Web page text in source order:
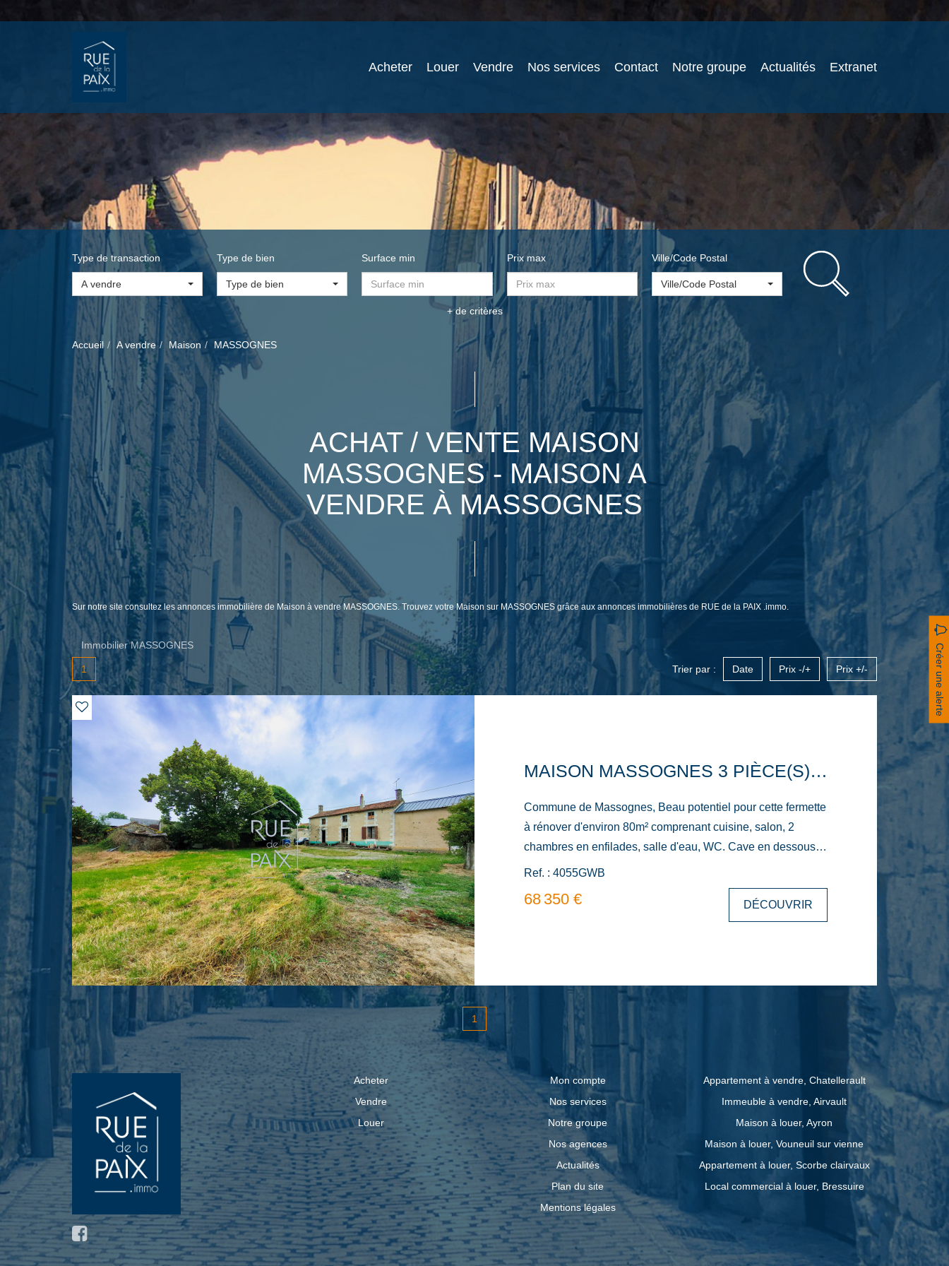
Acheter Louer Vendre Nos services Contact Notre groupe Actualités Extranet
Type de transaction
A vendre
Type de bien
Type de bien
Surface min Prix max Ville/Code Postal
Ville/Code Postal
+ de critères
Accueil A vendre Maison MASSOGNES
ACHAT / VENTE MAISON
MASSOGNES - MAISON A
VENDRE À MASSOGNES
Sur notre site consultez les annonces immobilière de Maison à vendre MASSOGNES. Trouvez votre Maison sur MASSOGNES grâce aux annonces immobilières de RUE de la PAIX .immo.
Immobilier MASSOGNES Créer une alerte
1 Trier par : Date Prix -/+ Prix +/-
MAISON MASSOGNES 3 PIÈCE(S) 87.2 M2
Commune de Massognes, Beau potentiel pour cette fermette
à rénover d'environ 80m² comprenant cuisine, salon, 2
chambres en enfilades, salle d'eau, WC. Cave en dessous
(pratique pour accéder et modifier vos réseaux de
sur l'ensemble et grange attenant de 55m² pour prévoir un
agrandissement non négligeable. Vous trouverez également
en tuiles réalisée dans les années 90, présence de conduits
de cheminée pour l'installation de poêles. Votre agence vous
accueille téléphoniquement du lundi au vendredi de 8h30 à
18h30 sans interruption. Ref : 4055GWB Les informations
sur les risques auxquels ce bien est exposé sont disponibles
sur le site Géorisques : www.georisques.gouv.fr
Ref. : 4055GWB
68 350 € DÉCOUVRIR
1
Acheter
Vendre
Louer
Mon compte
Nos services
Notre groupe
Nos agences
Actualités
Plan du site
Mentions légales
Appartement à vendre, Chatellerault
Immeuble à vendre, Airvault
Maison à louer, Ayron
Maison à louer, Vouneuil sur vienne
Appartement à louer, Scorbe clairvaux
Local commercial à louer, Bressuire